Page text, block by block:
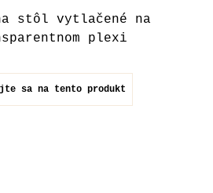
stôl vytlačené na
plexi
sa na tento produkt